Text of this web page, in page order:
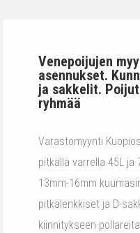
Venepoijujen
asennukset.
ja sakkelit.
ryhmää
Varastomyynti
pitkällä varrella 45L ja
13mm-16mm
pitkälenkkiset ja D-
kiinnitykseen